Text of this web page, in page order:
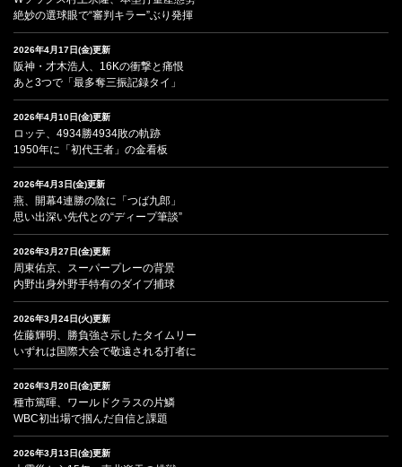
絶妙の選球眼で“審判キラー”ぶり発揮
2026年4月17日(金)更新
阪神・才木浩人、16Kの衝撃と痛恨
あと3つで「最多奪三振記録タイ」
2026年4月10日(金)更新
ロッテ、4934勝4934敗の軌跡
1950年に「初代王者」の金看板
2026年4月3日(金)更新
燕、開幕4連勝の陰に「つば九郎」
思い出深い先代との“ディープ筆談”
2026年3月27日(金)更新
周東佑京、スーパープレーの背景
内野出身外野手特有のダイブ捕球
2026年3月24日(火)更新
佐藤輝明、勝負強さ示したタイムリー
いずれは国際大会で敬遠される打者に
2026年3月20日(金)更新
種市篤暉、ワールドクラスの片鱗
WBC初出場で掴んだ自信と課題
2026年3月13日(金)更新